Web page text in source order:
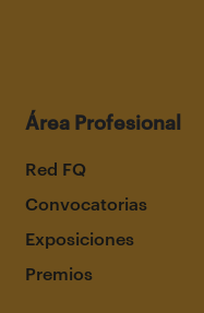
Área Profesional
Red FQ
Convocatorias
Exposiciones
Premios